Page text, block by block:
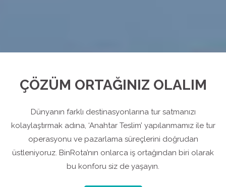
ÇÖZÜM ORTAĞINIZ OLALIM
Dünyanın farklı destinasyonlarına tur satmanızı
kolaylaştırmak adına, ‘Anahtar Teslim’ yapılanmamız ile tur
operasyonu ve pazarlama süreçlerini doğrudan
üstleniyoruz. BinRota’nın onlarca iş ortağından biri olarak
bu konforu siz de yaşayın.